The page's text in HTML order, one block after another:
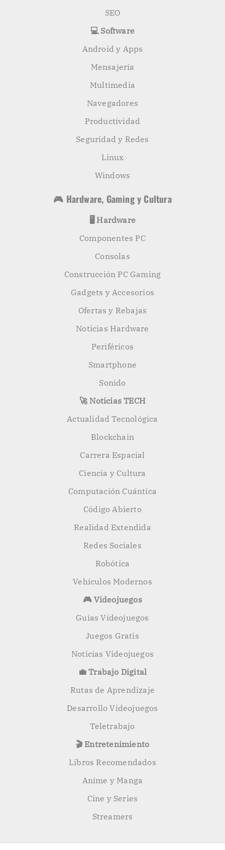
SEO
💻 Software
Android y Apps
Mensajería
Multimedia
Navegadores
Productividad
Seguridad y Redes
Linux
Windows
🎮 Hardware, Gaming y Cultura
🖥️ Hardware
Componentes PC
Consolas
Construcción PC Gaming
Gadgets y Accesorios
Ofertas y Rebajas
Noticias Hardware
Periféricos
Smartphone
Sonido
🚀 Noticias TECH
Actualidad Tecnológica
Blockchain
Carrera Espacial
Ciencia y Cultura
Computación Cuántica
Código Abierto
Realidad Extendida
Redes Sociales
Robótica
Vehículos Modernos
🎮 Videojuegos
Guías Videojuegos
Juegos Gratis
Noticias Videojuegos
💼 Trabajo Digital
Rutas de Aprendizaje
Desarrollo Videojuegos
Teletrabajo
🎬 Entretenimiento
Libros Recomendados
Anime y Manga
Cine y Series
Streamers